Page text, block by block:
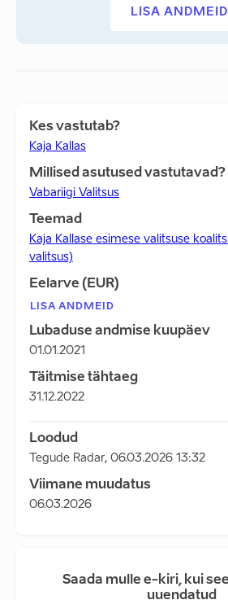
LISA ANDMEID
Kes vastutab?
Kaja Kallas
Millised asutused vastutavad?
Vabariigi Valitsus
Teemad
Kaja Kallase esimese valitsuse
valitsus)
Eelarve (EUR)
LISA ANDMEID
Lubaduse andmise kuupäev
01.01.2021
Täitmise tähtaeg
31.12.2022
Loodud
Tegude Radar, 06.03.2026 13:32
Viimane muudatus
06.03.2026
Saada mulle e-kiri, kui
uuendatud